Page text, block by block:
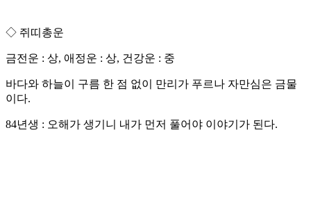
◇ 쥐띠총운
금전운 : 상, 애정운 : 상, 건강운 : 중
바다와 하늘이 구름 한 점 없이 만리가 푸르나 자만심은 금물
이다.
84년생 : 오해가 생기니 내가 먼저 풀어야 이야기가 된다.